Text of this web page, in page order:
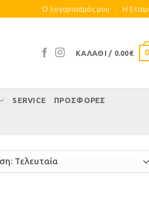
Ο λογαριασμός μου Η
ΚΑΛΆΘΙ / 0.00€ 0
SERVICE ΠΡΟΣΦΟΡΕΣ